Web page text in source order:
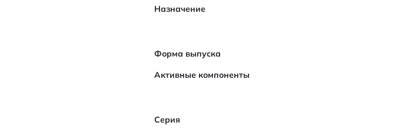
Назначение
Форма выпуска
Активные компоненты
Серия